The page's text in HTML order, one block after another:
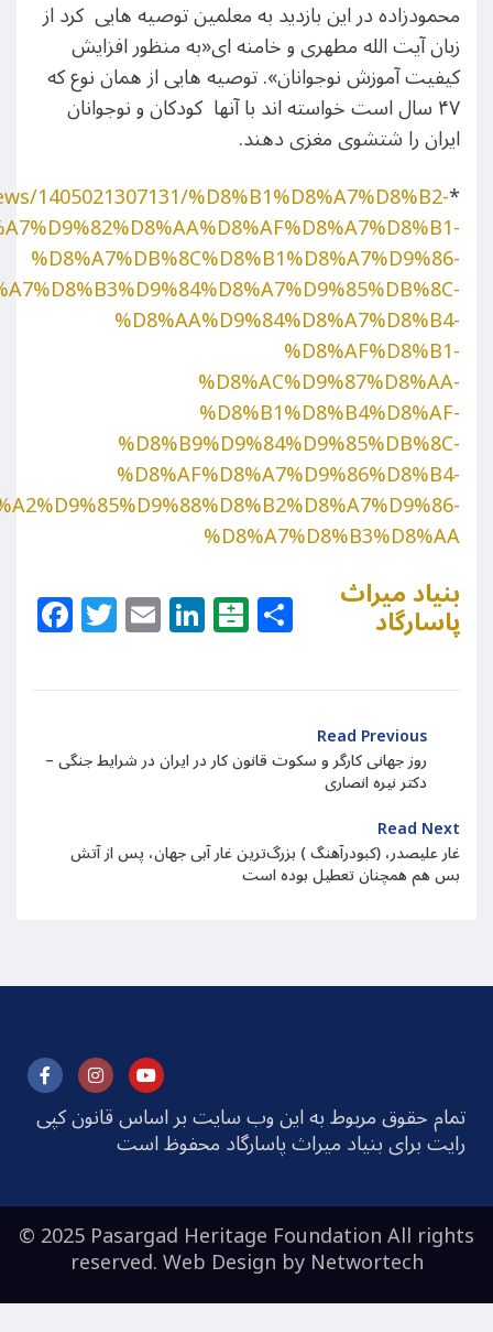
محمودزاده در این بازدید به معلمین توصیه هایی کرد از
زبان آیت الله مطهری و خامنه ای«به منظور افزایش
کیفیت آموزش نوجوانان». توصیه هایی از همان نوع که
۴۷ سال است خواسته اند با آنها کودکان و نوجوانان
ایران را شتشوی مغزی دهند.
*
1405021307131/%D8%B1%D8%A7%D8%B2-
%D8%A7%DB%8C%D8%B1%D8%A7%D9%86-
%D8%AA%D9%84%D8%A7%D8%B4-
%D8%AF%D8%B1-
%D8%AC%D9%87%D8%AA-
%D8%B1%D8%B4%D8%AF-
%D8%B9%D9%84%D9%85%DB%8C-
%D8%AF%D8%A7%D9%86%D8%B4-
%D8%A7%D8%B3%D8%AA
Facebook
Twitter
EmailLinkedIn
Balatarin
Share
بنیاد میراث
پاسارگاد
Read Previous
روز جهانی کارگر و سکوت قانون کار در ایران در شرایط جنگی –
دکتر نیره انصاری
Read Next
غار علیصدر، (کبودرآهنگ ) بزرگ‌ترین غار آبی جهان، پس از آتش
بس هم همچنان تعطیل بوده است
تمام حقوق مربوط به این وب سایت بر اساس قانون کپی
رایت برای بنیاد میراث پاسارگاد محفوظ است
© 2025 Pasargad Heritage Foundation All rights
reserved. Web Design byNetwortech